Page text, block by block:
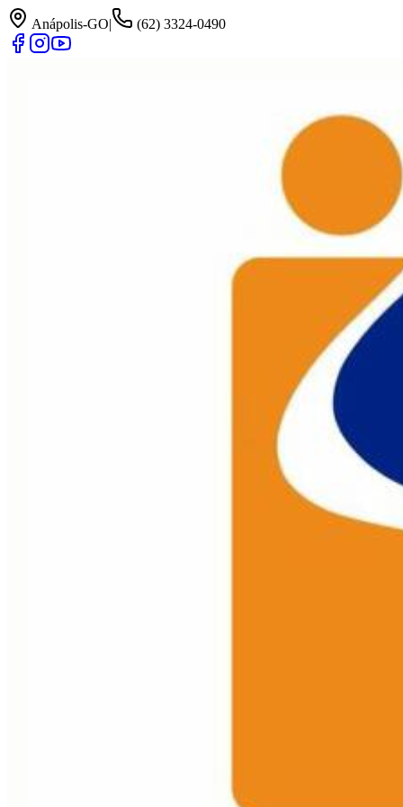
Anápolis-GO| (62) 3324-0490